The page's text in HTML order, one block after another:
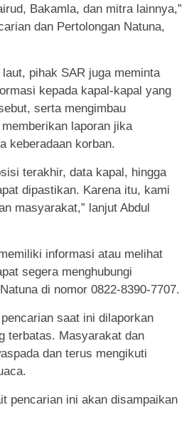
Bakamla, dan mitra lainnya,”
dan Pertolongan Natuna,
pihak SAR juga meminta
kepada kapal-kapal yang
serta mengimbau
laporan jika
keberadaan korban.
terakhir, data kapal, hingga
dipastikan. Karena itu, kami
masyarakat,” lanjut Abdul
informasi atau melihat
segera menghubungi
di nomor 0822-8390-7707.
saat ini dilaporkan
terbatas. Masyarakat dan
dan terus mengikuti
pencarian ini akan disampaikan